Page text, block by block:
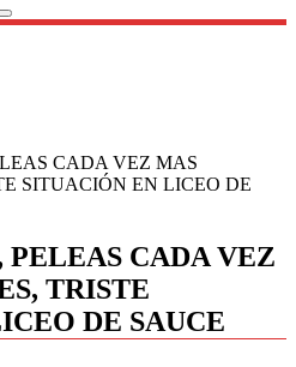
CADA VEZ MAS
SITUACIÓN EN LICEO DE
PELEAS CADA VEZ
TRISTE
DE SAUCE